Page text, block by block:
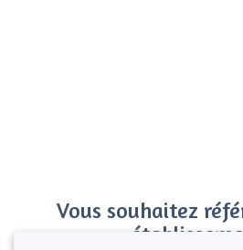
Vous souhaitez